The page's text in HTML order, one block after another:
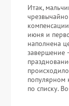
Итак,
июня и
наполнена
завершение
популярном
по списку.